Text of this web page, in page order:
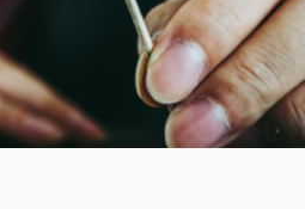
ログイン